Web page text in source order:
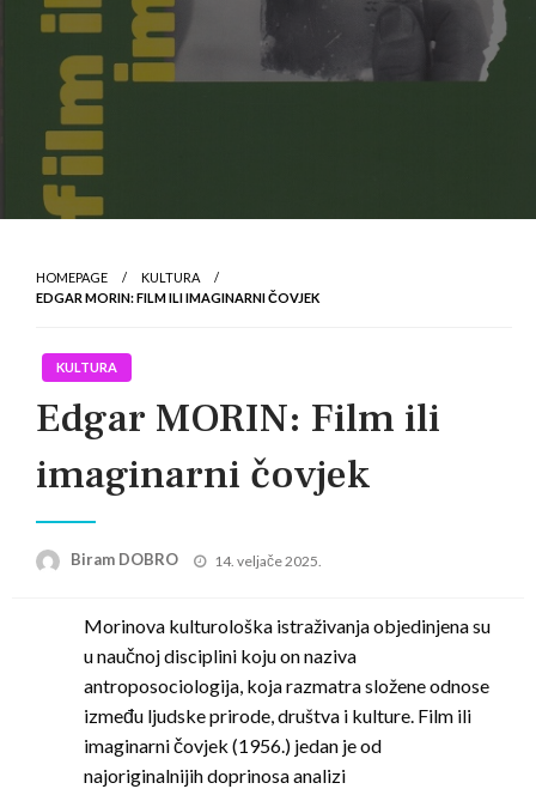
HOMEPAGE
KULTURA
EDGAR MORIN: FILM ILI IMAGINARNI ČOVJEK
KULTURA
Edgar MORIN: Film ili
imaginarni čovjek
Biram DOBRO
Posted
14. veljače 2025.
Morinova kulturološka istraživanja objedinjena su
u naučnoj disciplini koju on naziva
antroposociologija, koja razmatra složene odnose
između ljudske prirode, društva i kulture. Film ili
imaginarni čovjek (1956.) jedan je od
najoriginalnijih doprinosa analizi